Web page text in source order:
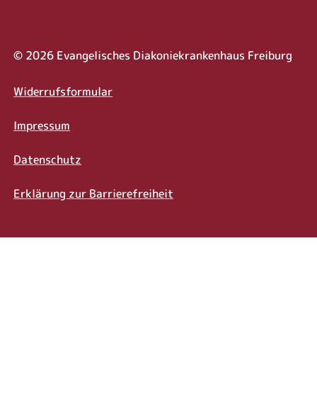
© 2026 Evangelisches Diakoniekrankenhaus Freiburg
Rechtliche
Widerrufsformular
Impressum
Datenschutz
Erklärung zur Barrierefreiheit